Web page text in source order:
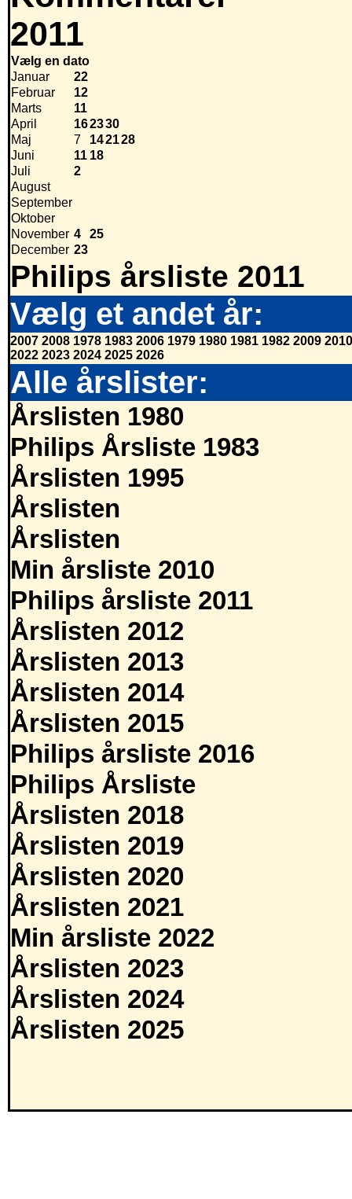
2011
Vælg en dato
Januar
22
Februar
12
Marts
11
April
162330
Maj
7 142128
Juni
11 18
Juli
2
August
September
Oktober
November 4
25
December 23
Philips årsliste 2011
Vælg et andet år:
2007 2008 1978 1983 2006 1979 1980 1981 1982 2009 2010
2022 2023 2024 2025 2026
Alle årslister:
Årslisten 1980
Philips Årsliste 1983
Årslisten 1995
Årslisten
Årslisten
Min årsliste 2010
Philips årsliste 2011
Årslisten 2012
Årslisten 2013
Årslisten 2014
Årslisten 2015
Philips årsliste 2016
Philips Årsliste
Årslisten 2018
Årslisten 2019
Årslisten 2020
Årslisten 2021
Min årsliste 2022
Årslisten 2023
Årslisten 2024
Årslisten 2025